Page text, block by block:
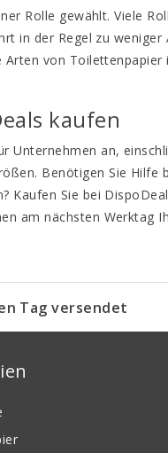
Rolle gewählt. Viele
in der Regel zu
von Toilettenpapier
kaufen
Unternehmen an,
Benötigen Sie Hilfe
Sie bei
am nächsten Werktag
Tag versendet